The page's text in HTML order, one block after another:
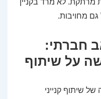
מחויבות.
חברתי:
על שיתוף
שיתוף קנייני